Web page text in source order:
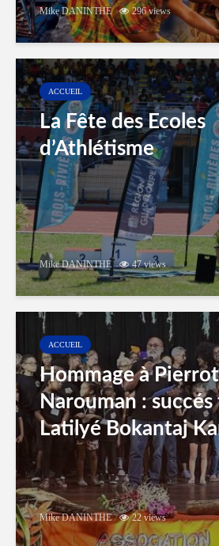
Mike DANINTHE 296 views
ACCUEIL
La Fête des Ecoles
d’Athlétisme
Mike DANINTHE 47 views
ACCUEIL
Hommage à Pierrot
Narouman :
Latilyé Bokantaj
Mike DANINTHE 22 views